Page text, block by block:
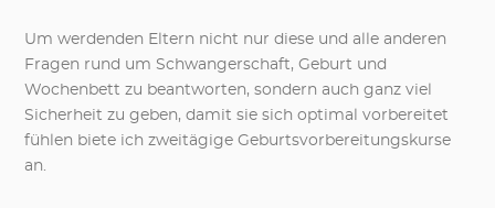
Um werdenden Eltern nicht nur diese und alle anderen
Fragen rund um Schwangerschaft, Geburt und
Wochenbett zu beantworten, sondern auch ganz viel
Sicherheit zu geben, damit sie sich optimal vorbereitet
fühlen biete ich zweitägige Geburtsvorbereitungskurse
an.